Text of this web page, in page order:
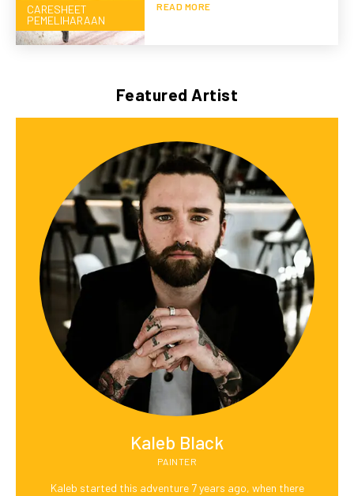
CARESHEET
PEMELIHARAAN
READ MORE
Featured Artist
Kaleb Black
PAINTER
Kaleb started this adventure 7 years ago, when there